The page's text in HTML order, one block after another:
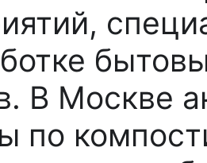
В Москве
по